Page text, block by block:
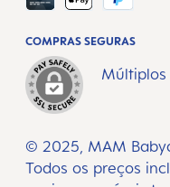
© 2025, MAM
Todos os preços
COMPRAS SEGURAS